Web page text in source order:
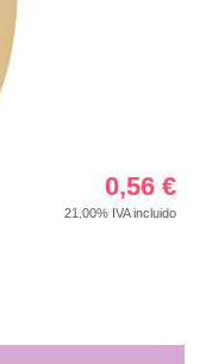
0,56 €
21.00% IVA incluido